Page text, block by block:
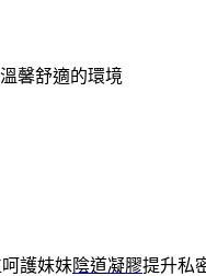
馨舒適的環境
護妹妹陰道凝膠提升私